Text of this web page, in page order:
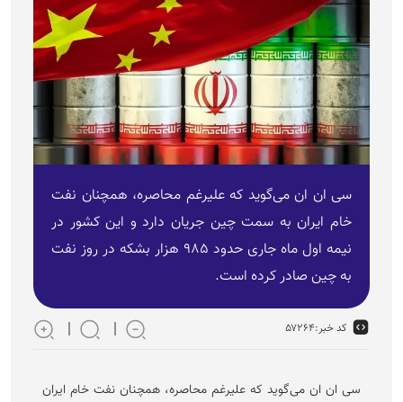
سی ان ان می‌گوید که علیرغم محاصره، همچنان نفت
خام ایران به سمت چین جریان دارد و این کشور در
نیمه اول ماه جاری حدود ۹۸۵ هزار بشکه در روز نفت
به چین صادر کرده است.
کد خبر:۵۷۲۶۴
سی ان ان می‌گوید که علیرغم محاصره، همچنان نفت خام ایران